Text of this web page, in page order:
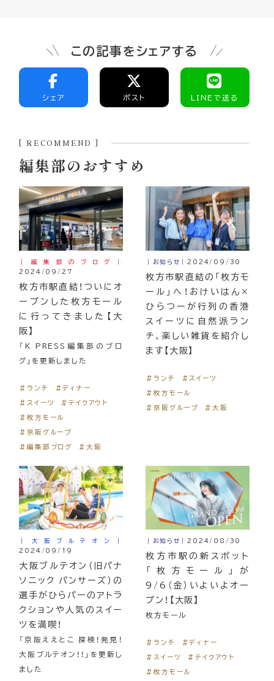
この記事をシェアする
シェア ポスト LINEで送る
[ RECOMMEND ]
編集部のおすすめ
｜編集部のブログ｜
2024/09/27
枚方市駅直結！ついにオ
ープンした枚方モール
に行ってきました【大
阪】
「K PRESS編集部のブロ
グ」を更新しました
＃ランチ
＃ディナー
＃スイーツ
＃テイクアウト
＃枚方モール
＃京阪グループ
＃編集部ブログ
＃大阪
｜お知らせ｜2024/09/30
枚方市駅直結の「枚方モ
ール」へ！おけいはん×
ひらつーが行列の香港
スイーツに自然派ラン
チ、楽しい雑貨を紹介し
ます【大阪】
＃ランチ
＃スイーツ
＃枚方モール
＃京阪グループ
＃大阪
｜大阪ブルテオン｜
2024/09/19
大阪ブルテオン（旧パナ
ソニック パンサーズ）の
選手がひらパーのアトラ
クションや人気のスイー
ツを満喫！
「京阪ええとこ 探検！発見！
大阪ブルテオン！！」を更新し
ました
｜お知らせ｜2024/08/30
枚方市駅の新スポット
「枚方モール」が
9/6（金）いよいよオー
プン！【大阪】
枚方モール
＃ランチ
＃ディナー
＃スイーツ
＃テイクアウト
＃枚方モール